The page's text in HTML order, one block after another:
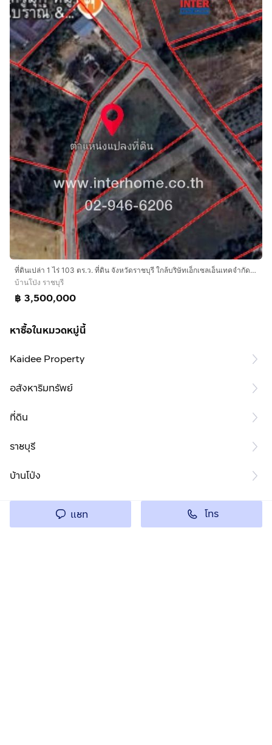
ที่ดินเปล่า 1 ไร่ 103 ตร.ว. ที่ดิน จังหวัดราชบุรี ใกล้บริษัทเอ็กเซลเอ็นเทคจำกัด ถนนบ้านโป่ง จังหวัดราชบุรี บ้านโป่ง ราชบุรี
บ้านโป่ง ราชบุรี
฿ 3,500,000
หาซื้อในหมวดหมู่นี้
Kaidee Property
อสังหาริมทรัพย์
ที่ดิน
ราชบุรี
บ้านโป่ง
แชท โทร